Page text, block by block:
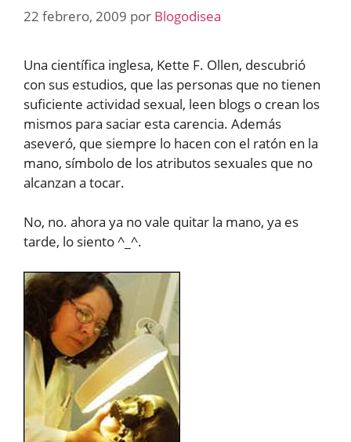
22 febrero, 2009 por Blogodisea
Una científica inglesa, Kette F. Ollen, descubrió
con sus estudios, que las personas que no tienen
suficiente actividad sexual, leen blogs o crean los
mismos para saciar esta carencia. Además
aseveró, que siempre lo hacen con el ratón en la
mano, símbolo de los atributos sexuales que no
alcanzan a tocar.
No, no. ahora ya no vale quitar la mano, ya es
tarde, lo siento ^_^.